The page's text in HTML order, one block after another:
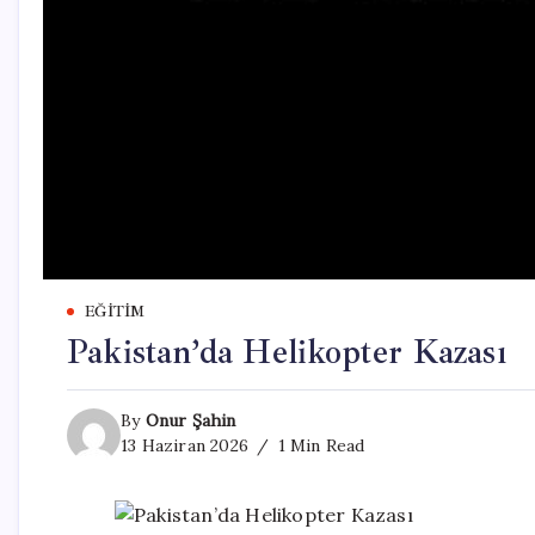
EĞITIM
Pakistan’da Helikopter Kazası
By Onur Şahin
13 Haziran 2026
1 Min Read